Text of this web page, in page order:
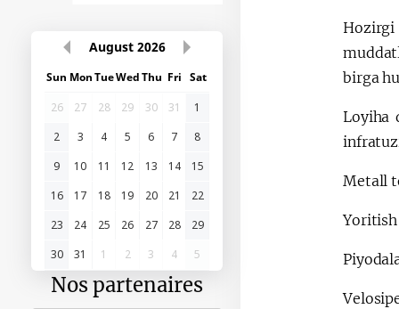
August 2026
Sun Mon TueWed Thu Fri Sat
26
27 28 29 30 31
1
2
3 4 5 6 7
8
9
10 11 12 13 14
15
16
17 18 19 20 21
22
23
24 25 26 27 28
29
30
31 1 2 3 4 5
Nos partenaires
Hozirgi
birga
Loyiha
Metall